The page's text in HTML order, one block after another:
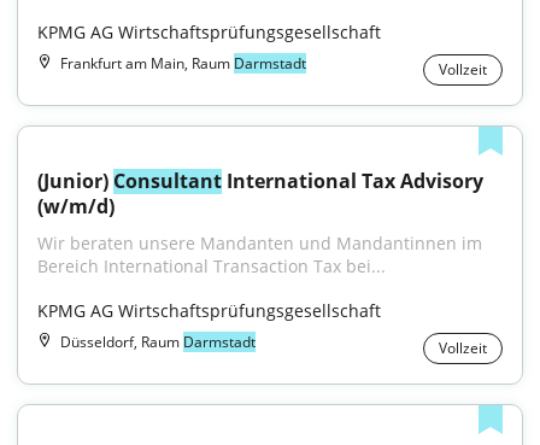
KPMG AG Wirtschaftsprüfungsgesellschaft
Frankfurt am Main, Raum Darmstadt Vollzeit
(Junior) Consultant International Tax Advisory
(w/m/d)
Wir beraten unsere Mandanten und Mandantinnen im
Bereich International Transaction Tax bei...
KPMG AG Wirtschaftsprüfungsgesellschaft
Düsseldorf, Raum Darmstadt Vollzeit